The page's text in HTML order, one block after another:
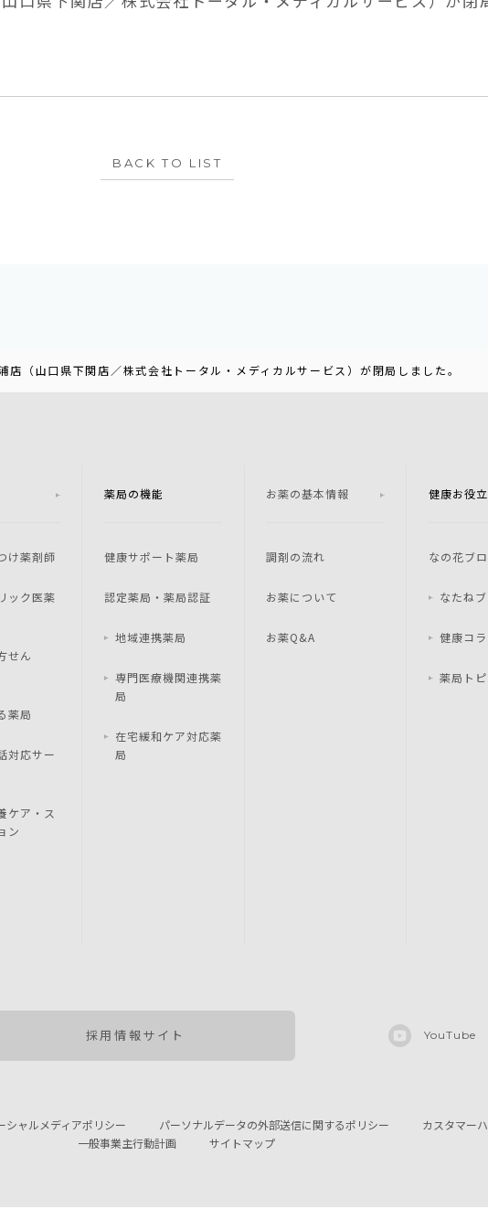
BACK TO LIST
店（山口県下関店／株式会社トータル・メディカルサービス）が閉局しました。
け薬剤師
ック医薬
せん
薬局
対応サー
ケア・ス
ン
薬局の機能
健康サポート薬局
認定薬局・薬局認証
地域連携薬局
専門医療機関連携薬
局
在宅緩和ケア対応薬
局
お薬の基本情報
調剤の流れ
お薬について
お薬Q&A
健康お役
なの花ブ
なたね
健康コ
薬局ト
採用情報サイト
シャルメディアポリシー パーソナルデータの外部送信に関するポリシー
カスタマー
一般事業主行動計画
サイトマップ
YouTube